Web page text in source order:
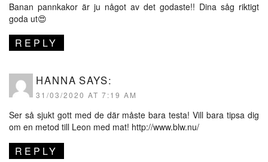
Banan pannkakor är ju något av det godaste!! Dina såg riktigt
goda ut😍
REPLY
HANNA SAYS:
31/03/2020 AT 7:19 AM
Ser så sjukt gott med de där måste bara testa! Vill bara tipsa dig
om en metod till Leon med mat! http://www.blw.nu/
REPLY